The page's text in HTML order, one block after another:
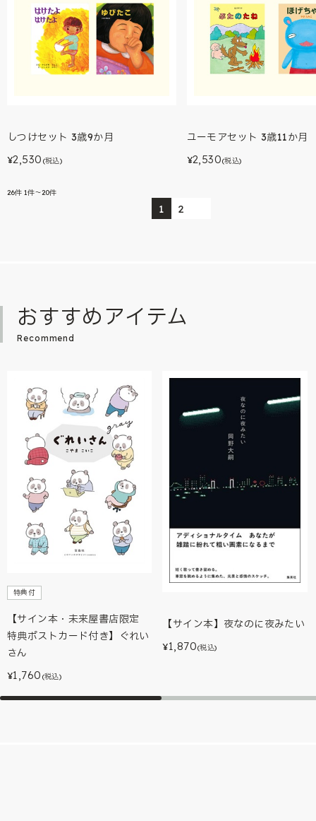
しつけセット 3歳9か月
¥2,530 (税込)
ユーモアセット 3歳11か月
¥2,530(税込)
26件 1件～20件
1 2
おすすめアイテム
Recommend
特典付
【サイン本・未来屋書店限定
特典ポストカード付き】ぐれい
さん
¥1,760 (税込)
【サイン本】夜なのに夜みたい
¥1,870(税込)